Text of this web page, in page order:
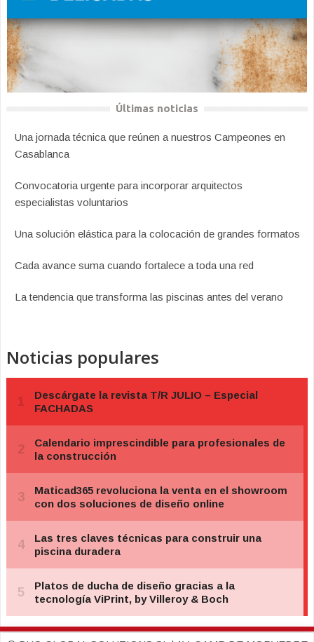
Últimas noticias
Una jornada técnica que reúnen a nuestros Campeones en
Casablanca
Convocatoria urgente para incorporar arquitectos
especialistas voluntarios
Una solución elástica para la colocación de grandes formatos
Cada avance suma cuando fortalece a toda una red
La tendencia que transforma las piscinas antes del verano
Noticias populares